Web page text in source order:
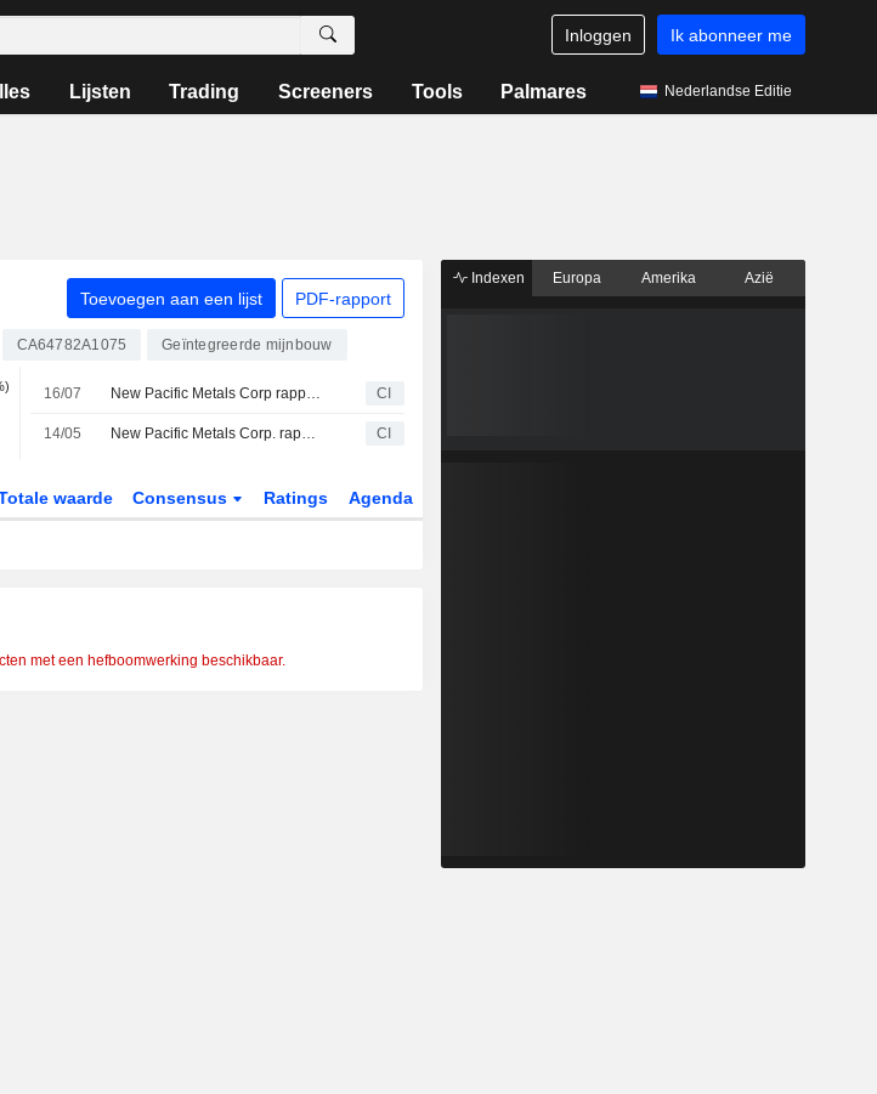
Inloggen Ik abonneer me
Lijsten Trading Screeners Tools Palmares Nederlandse Editie
Toevoegen aan een lijst PDF-rapport
CA64782A1075 Geïntegreerde mijnbouw
16/07 New Pacific Metals Corp rapporteert resultaten van geactualiseerde economische evaluatie voor Carangas CI
14/05 New Pacific Metals Corp. rapporteert resultaten over het derde kwartaal en de eerste negen maanden eindigend op 31 maart 2026 CI
waarde Consensus Ratings Agenda
met een hefboomwerking beschikbaar.
Indexen Europa Amerika Azië